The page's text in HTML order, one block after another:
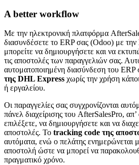
A better workflow
Με την ηλεκτρονική πλατφόρμα
διασυνδέσετε το ERP σας (Odoo) με την
μπορείτε να δημιουργήσετε και να
τις αποστολές των παραγγελιών σας.
αυτοματοποιημένη διασύνδεση του ERP
της DHL Express χωρίς την χρήση
ή εργαλείου.
Οι παραγγελίες σας συγχρονίζονται
πάνελ διαχείρισης του AfterSalesPro,
επιλέξετε, να δημιουργήσετε και να
αποστολές. Το tracking code της
αυτόματα, ενώ ο πελάτης ενημερώνεται
αποστολή ώστε να μπορεί να
πραγματικό χρόνο.